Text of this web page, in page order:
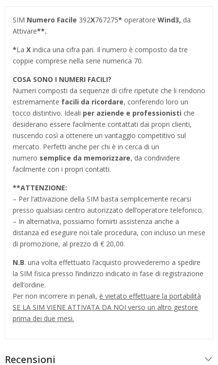
SIM Numero Facile 392X767275* operatore Wind3, da
Attivare**.
*La X indica una cifra pari. Il numero è composto da tre
coppie comprese nella serie numerica 70.
COSA SONO I NUMERI FACILI?
Numeri composti da sequenze di cifre ripetute che li rendono
estremamente facili da ricordare, conferendo loro un
tocco distintivo. Ideali per aziende e professionisti che
desiderano essere facilmente contattati dai propri clienti,
riuscendo così a ottenere un vantaggio competitivo sul
mercato. Perfetti anche per chi è in cerca di un
numero semplice da memorizzare, da condividere
facilmente con i propri contatti.
**ATTENZIONE:
– Per l’attivazione della SIM basta semplicemente recarsi
presso qualsiasi centro autorizzato dell’operatore telefonico.
– In alternativa, possiamo fornirti assistenza anche a
distanza ed eseguire noi tale procedura, con incluso un mese
di promozione, al prezzo di € 20,00.
N.B. una volta effettuato l’acquisto provvederemo a spedire
la SIM fisica presso l’indirizzo indicato in fase di registrazione
dell’ordine.
Per non incorrere in penali, è vietato effettuare la portabilità
SE LA SIM VIENE ATTIVATA DA NOI verso un altro gestore
prima dei due mesi.
Recensioni